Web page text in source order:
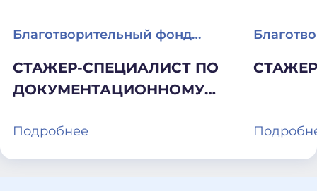
Благотворительный фонд
спорта «КАРДО»
СТАЖЕР-СПЕЦИАЛИСТ ПО
ДОКУМЕНТАЦИОННОМУ
Подробнее
спорта